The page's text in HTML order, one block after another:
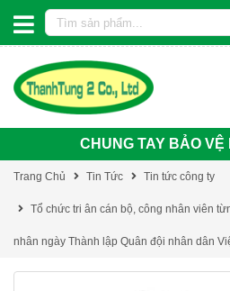
CHUNG TAY BẢO VỆ
Trang Chủ Tin Tức Tin tức công ty
Tổ chức tri ân cán bộ, công nhân viên
nhân ngày Thành lập Quân đội nhân dân